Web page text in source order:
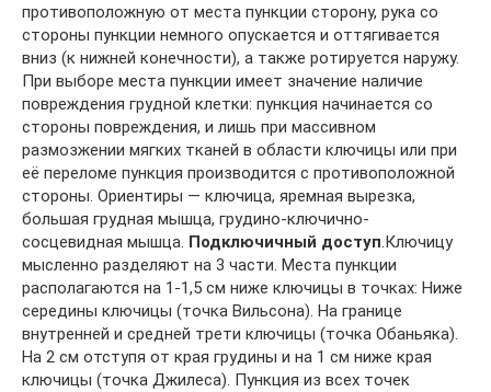
противоположную от места пункции сторону, рука со
стороны пункции немного опускается и оттягивается
вниз (к нижней конечности), а также ротируется наружу.
При выборе места пункции имеет значение наличие
повреждения грудной клетки: пункция начинается со
стороны повреждения, и лишь при массивном
размозжении мягких тканей в области ключицы или при
её переломе пункция производится с противоположной
стороны. Ориентиры — ключица, яремная вырезка,
большая грудная мышца, грудино-ключично-
сосцевидная мышца. Подключичный доступ.Ключицу
мысленно разделяют на 3 части. Места пункции
располагаются на 1-1,5 см ниже ключицы в точках: Ниже
середины ключицы (точка Вильсона). На границе
внутренней и средней трети ключицы (точка Обаньяка).
На 2 см отступя от края грудины и на 1 см ниже края
ключицы (точка Джилеса). Пункция из всех точек